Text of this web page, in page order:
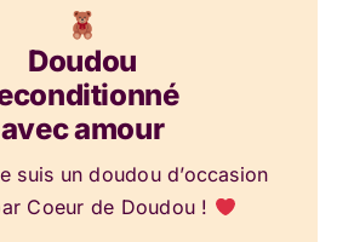
Doudou
avec amour
suis un doudou d’occasion
Coeur de Doudou !